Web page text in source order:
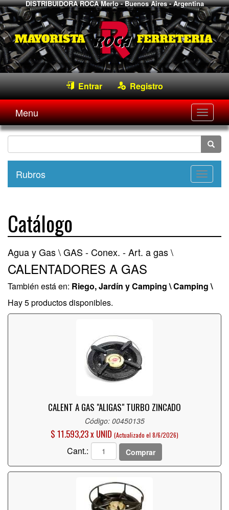
DISTRIBUIDORA ROCA Merlo - Buenos Aires - Argentina
Entrar Registro
Menu
Rubros
Catálogo
Agua y Gas \GAS - Conex. - Art. a gas \
CALENTADORES A GAS
También está en: Riego, Jardín y Camping \ Camping \
Hay 5 productos disponibles.
CALENT A GAS "ALIGAS" TURBO ZINCADO
Código: 00450135
$ 11.593,23 x UNID (Actualizado el 8/6/2026)
Cant.: Comprar